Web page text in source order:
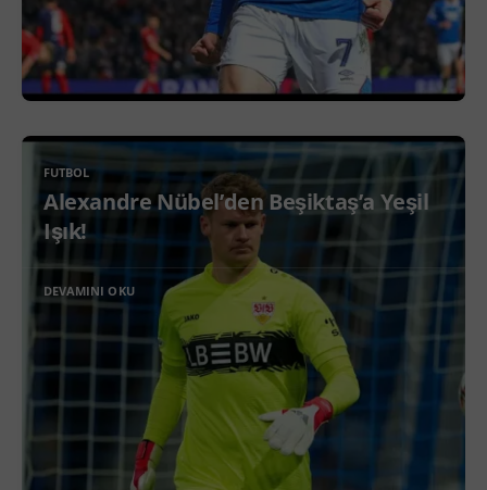
FUTBOL
Alexandre Nübel’den Beşiktaş’a Yeşil
Işık!
DEVAMINI OKU